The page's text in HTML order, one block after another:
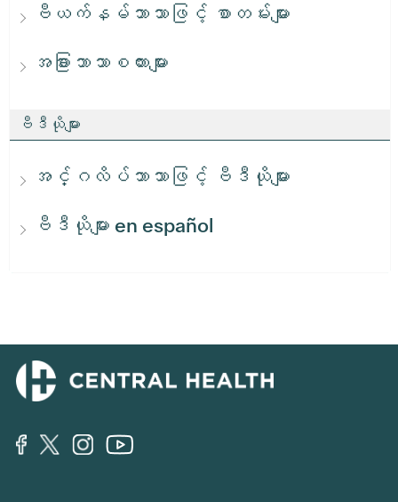
ဗီယက်နမ်ဘာသာဖြင့် စာတမ်းများ
အခြားဘာသာစကားများ
ဗီဒီယိုများ
အင်္ဂလိပ်ဘာသာဖြင့် ဗီဒီယိုများ
ဗီဒီယိုများ en español